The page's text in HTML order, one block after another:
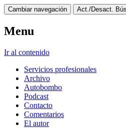
Cambiar navegación Act./Desact.
Menu
Ir al contenido
Servicios profesionales
Archivo
Autobombo
Podcast
Contacto
Comentarios
El autor